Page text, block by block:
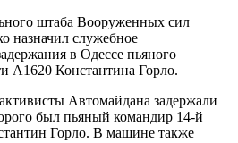
штаба Вооруженных сил
назначил служебное
в Одессе пьяного
А1620 Константина Горло.
Автомайдана задержали
был пьяный командир 14-й
Горло. В машине также